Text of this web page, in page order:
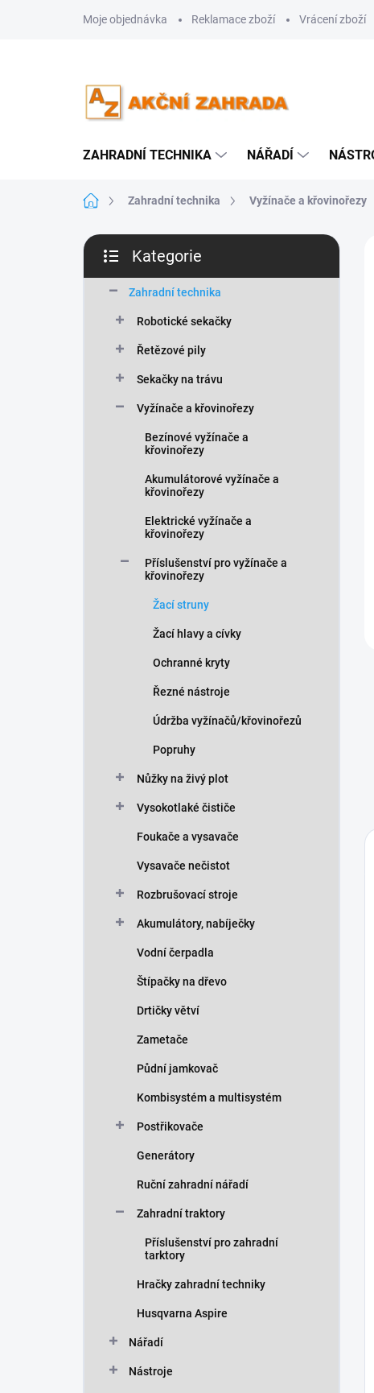
Moje objednávka Reklamace zboží Vrácení zboží
ZAHRADNÍ TECHNIKA NÁŘADÍ
Domů Zahradní technika Vyžínače a křovinořezy
P
s
kategorie
Kategorie
Zahradní technika
Robotické sekačky
Řetězové pily
Sekačky na trávu
Vyžínače a křovinořezy
Bezínové vyžínače a
křovinořezy
Akumulátorové vyžínače a
křovinořezy
Elektrické vyžínače a
křovinořezy
Příslušenství pro vyžínače a
křovinořezy
Žací struny
Žací hlavy a cívky
Ochranné kryty
Řezné nástroje
Údržba vyžínačů/křovinořezů
Popruhy
Nůžky na živý plot
Vysokotlaké čističe
Foukače a vysavače
Vysavače nečistot
Rozbrušovací stroje
Akumulátory, nabíječky
Vodní čerpadla
Štípačky na dřevo
Drtičky větví
Zametače
Půdní jamkovač
Kombisystém a multisystém
Postřikovače
Generátory
Ruční zahradní nářadí
Zahradní traktory
Příslušenství pro zahradní
tarktory
Hračky zahradní techniky
Husqvarna Aspire
Nářadí
Nástroje